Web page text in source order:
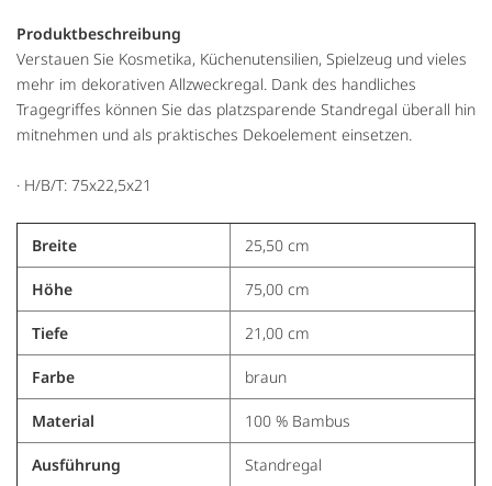
Produktbeschreibung
Verstauen Sie Kosmetika, Küchenutensilien, Spielzeug und vieles
mehr im dekorativen Allzweckregal. Dank des handliches
Tragegriffes können Sie das platzsparende Standregal überall hin
mitnehmen und als praktisches Dekoelement einsetzen.
· H/B/T: 75x22,5x21
Breite 25,50 cm
Höhe 75,00 cm
Tiefe 21,00 cm
Farbe braun
Material 100 % Bambus
Ausführung Standregal